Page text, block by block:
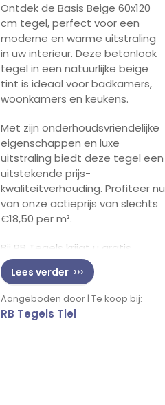
Ontdek de Basis Beige 60x120
cm tegel, perfect voor een
moderne en warme uitstraling
in uw interieur. Deze betonlook
tegel in een natuurlijke beige
tint is ideaal voor badkamers,
woonkamers en keukens.
Met zijn onderhoudsvriendelijke
eigenschappen en luxe
uitstraling biedt deze tegel een
uitstekende prijs-
kwaliteitverhouding. Profiteer nu
van onze actieprijs van slechts
€18,50 per m².
Bij RB Tegels krijgt u gratis
bezorging vanaf 50 m² en
persoonlijk advies in onze grote
showroom in Tiel. Neem
contact met ons op voor een
vrijblijvende offerte!
Lees verder
Aangeboden door | Te koop bij:
RB Tegels Tiel